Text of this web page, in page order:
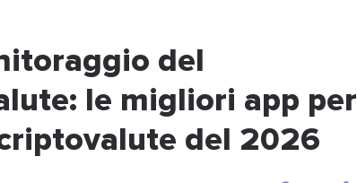
del
le migliori app per
del 2026